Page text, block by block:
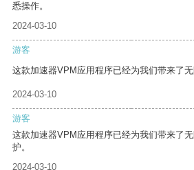
悉操作。
2024-03-10
游客
这款加速器VPM应用程序已经为我们带来了无
2024-03-10
游客
这款加速器VPM应用程序已经为我们带来了
护。
2024-03-10